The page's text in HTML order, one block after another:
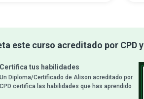
este curso acreditado por CPD
Certifica tus habilidades
Un Diploma/Certificado de Alison acreditado por
CPD certifica las habilidades que has aprendido